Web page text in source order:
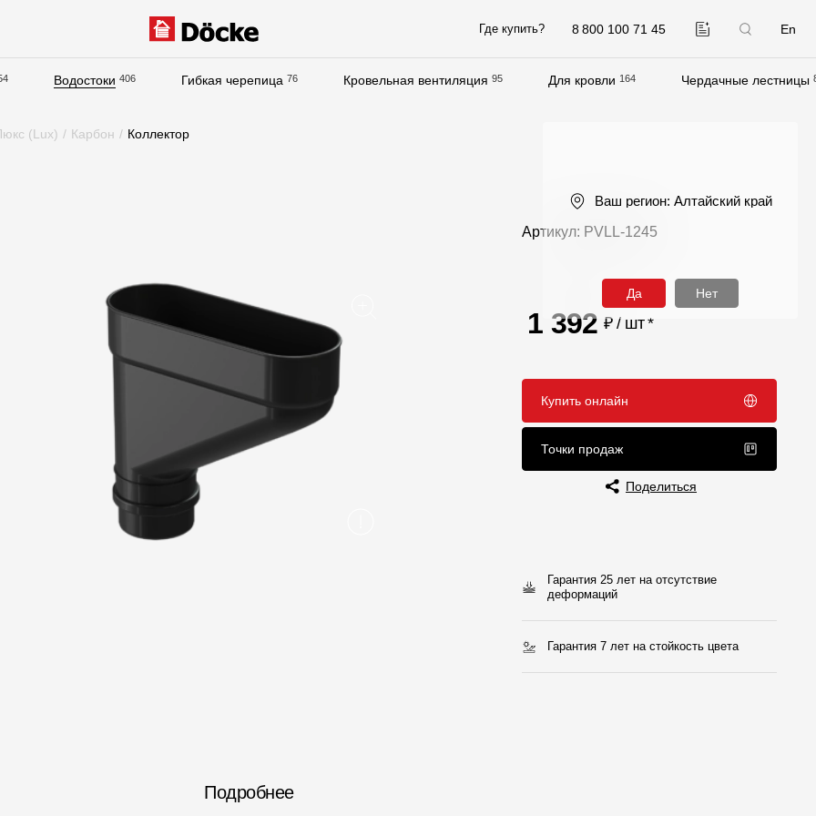
8 800 100 71 45 En
Где купить?
Водостоки 406 Гибкая черепица 76 Кровельная вентиляция 95 Для кровли 164 Чердачные лестницы
Чертежи
Текстуры
Фото объектов
Вопрос-ответ/Faq
Статьи
Сервисы
Отправка рекламации
(Lux) / Карбон / Коллектор
Артикул: PVLL-1245
1 392 ₽ / шт*
Гарантия 25 лет на отсутствие
деформаций
Гарантия 7 лет на стойкость цвета
Купить онлайн
Точки продаж
Поделиться
Подробнее
Ваш регион: Алтайский край
Да Нет